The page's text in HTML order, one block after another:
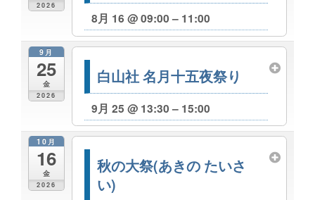
2026
8月 16 @ 09:00 – 11:00
9月
25
金
2026
白山社 名月十五夜祭り
9月 25 @ 13:30 – 15:00
10月
16
金
2026
秋の大祭(あきの たいさ
い)